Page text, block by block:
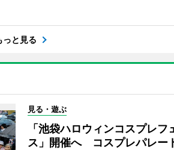
っと見る
見る・遊ぶ
「池袋ハロウィンコスプレフ
ス」開催へ コスプレパレー